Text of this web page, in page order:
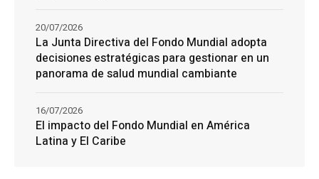
La Junta Directiva del Fondo Mundial adopta
decisiones estratégicas para gestionar en un
panorama de salud mundial cambiante
20/07/2026
El impacto del Fondo Mundial en América
Latina y El Caribe
16/07/2026